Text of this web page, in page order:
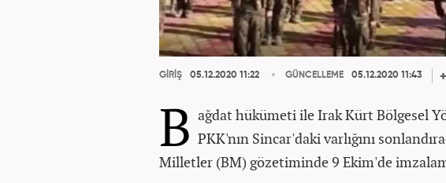
GİRİŞ 05.12.2020 11:22 GÜNCELLEME 05.12.2020 11:43
B ağdat hükümeti ile Irak Kürt Bölgesel
PKK'nın Sincar'daki varlığını
Milletler (BM) gözetiminde 9 Ekim'de